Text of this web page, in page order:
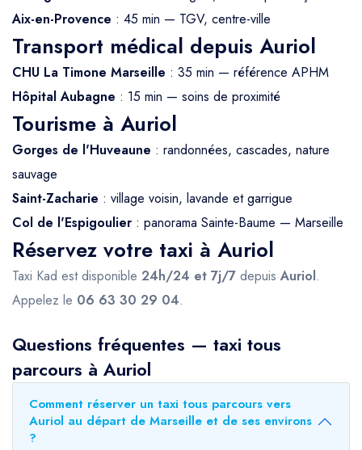
Aix-en-Provence : 45 min — TGV, centre-ville
Transport médical depuis Auriol
CHU La Timone Marseille : 35 min — référence APHM
Hôpital Aubagne : 15 min — soins de proximité
Tourisme à Auriol
Gorges de l'Huveaune : randonnées, cascades, nature
sauvage
Saint-Zacharie : village voisin, lavande et garrigue
Col de l'Espigoulier : panorama Sainte-Baume — Marseille
Réservez votre taxi à Auriol
Taxi Kad est disponible 24h/24 et 7j/7 depuis Auriol.
Appelez le 06 63 30 29 04.
Questions fréquentes — taxi tous
parcours à Auriol
Comment réserver un taxi tous parcours vers
Auriol au départ de Marseille et de ses environs
?